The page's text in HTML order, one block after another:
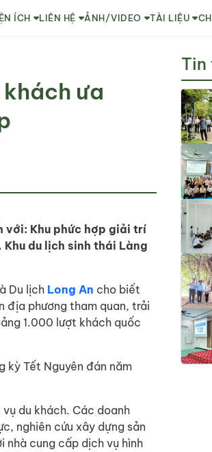
ÍCH LIÊN HỆ ẢNH/VIDEO TÀI LIỆU
ưa
với: Khu phức hợp giải trí
du lịch sinh thái Làng
Du lịch Long An cho biết
địa phương tham quan, trải
1.000 lượt khách quốc
kỳ Tết Nguyên đán năm
du khách. Các doanh
nghiên cứu xây dựng sản
nhà cung cấp dịch vụ hình
Tin